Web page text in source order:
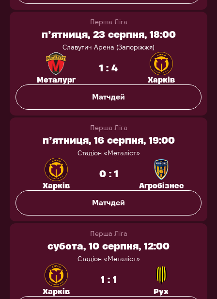
Перша Ліга
п’ятниця, 23 серпня, 18:00
Славутич Арена (Запоріжжя)
Металург
1 : 4
Харків
Матчдей
Перша Ліга
п’ятниця, 16 серпня, 19:00
Стадіон «Металіст»
Харків
0 : 1
Агробізнес
Матчдей
Перша Ліга
субота, 10 серпня, 12:00
Стадіон «Металіст»
Харків
1 : 1
Рух